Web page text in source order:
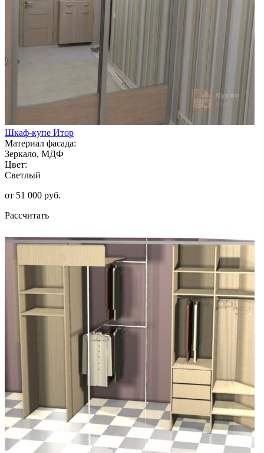
Шкаф-купе Итор
Материал фасада:
Зеркало, МДФ
Цвет:
Светлый
от 51 000 руб.
Рассчитать